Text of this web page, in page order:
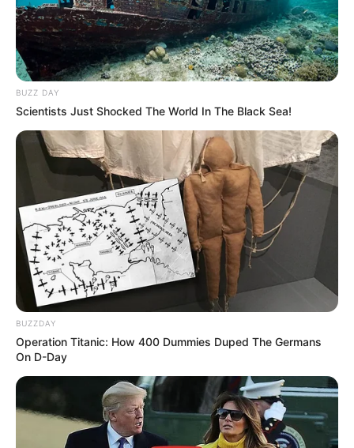
BUZZ DAY
Scientists Just Shocked The World In The Black Sea!
BUZZDAY
Operation Titanic: How 400 Dummies Duped The Germans
On D-Day